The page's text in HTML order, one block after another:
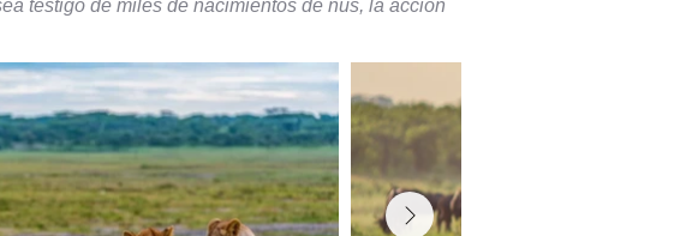
testigo de miles de nacimientos de ñus, la acción